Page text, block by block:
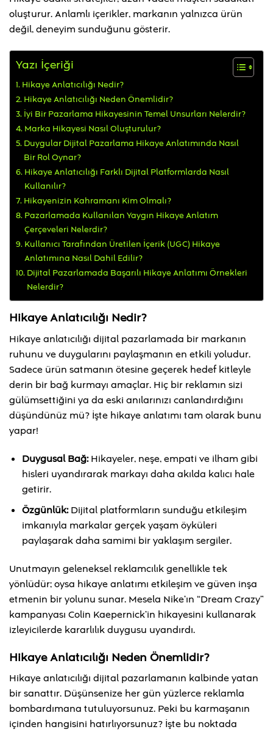
oluşturur. Anlamlı içerikler, markanın yalnızca ürün
değil, deneyim sunduğunu gösterir.
Yazı İçeriği
Hikaye Anlatıcılığı Nedir?
Hikaye Anlatıcılığı Neden Önemlidir?
İyi Bir Pazarlama Hikayesinin Temel Unsurları Nelerdir?
Marka Hikayesi Nasıl Oluşturulur?
Duygular Dijital Pazarlama Hikaye Anlatımında Nasıl
Bir Rol Oynar?
Hikaye Anlatıcılığı Farklı Dijital Platformlarda Nasıl
Kullanılır?
Hikayenizin Kahramanı Kim Olmalı?
Pazarlamada Kullanılan Yaygın Hikaye Anlatım
Çerçeveleri Nelerdir?
Kullanıcı Tarafından Üretilen İçerik (UGC) Hikaye
Anlatımına Nasıl Dahil Edilir?
Dijital Pazarlamada Başarılı Hikaye Anlatımı Örnekleri
Nelerdir?
Hikaye Anlatıcılığı Nedir?
Hikaye anlatıcılığı dijital pazarlamada bir markanın
ruhunu ve duygularını paylaşmanın en etkili yoludur.
Sadece ürün satmanın ötesine geçerek hedef kitleyle
derin bir bağ kurmayı amaçlar. Hiç bir reklamın sizi
gülümsettiğini ya da eski anılarınızı canlandırdığını
düşündünüz mü? İşte hikaye anlatımı tam olarak bunu
yapar!
Duygusal Bağ:Hikayeler, neşe, empati ve ilham gibi
hisleri uyandırarak markayı daha akılda kalıcı hale
getirir.
Özgünlük:Dijital platformların sunduğu etkileşim
imkanıyla markalar gerçek yaşam öyküleri
paylaşarak daha samimi bir yaklaşım sergiler.
Unutmayın geleneksel reklamcılık genellikle tek
yönlüdür; oysa hikaye anlatımı etkileşim ve güven inşa
etmenin bir yolunu sunar. Mesela Nike’ın “Dream Crazy”
kampanyası Colin Kaepernick’in hikayesini kullanarak
izleyicilerde kararlılık duygusu uyandırdı.
Hikaye Anlatıcılığı Neden Önemlidir?
Hikaye anlatıcılığı dijital pazarlamanın kalbinde yatan
bir sanattır. Düşünsenize her gün yüzlerce reklamla
bombardımana tutuluyorsunuz. Peki bu karmaşanın
içinden hangisini hatırlıyorsunuz? İşte bu noktada